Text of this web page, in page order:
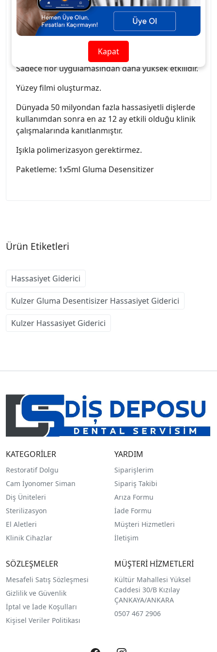
Diş preparasyonundan sonraki hassasiyeti
önlemede kullanılır.
Uygulama sonrası hemen ağrının azalmasını
Sadece flor uygulamasından daha yüksek etkilidir.
Yüzey filmi oluşturmaz.
Dünyada 50 milyondan fazla hassasiyetli dişlerde
kullanımdan sonra en az 12 ay etkili olduğu klinik
çalışmalarında kanıtlanmıştır.
Işıkla polimerizasyon gerektirmez.
Paketleme: 1x5ml Gluma Desensitizer
Ürün Etiketleri
Hassasiyet Giderici
Kulzer Gluma Desentisizer Hassasiyet Giderici
Kulzer Hassasiyet Giderici
KATEGORİLER
Restoratif Dolgu
Cam İyonomer Siman
Diş Üniteleri
Sterilizasyon
El Aletleri
Klinik Cihazlar
YARDIM
Siparişlerim
Sipariş Takibi
Arıza Formu
İade Formu
Müşteri Hizmetleri
İletişim
SÖZLEŞMELER
Mesafeli Satış Sözleşmesi
Gizlilik ve Güvenlik
İptal ve İade Koşulları
Kişisel Veriler Politikası
MÜŞTERİ HİZMETLERİ
Kültür Mahallesi Yüksel
Caddesi 30/B Kızılay
ÇANKAYA/ANKARA
0507 467 2906
Kapat